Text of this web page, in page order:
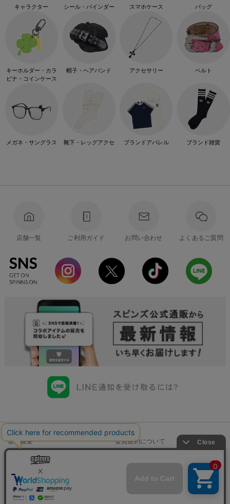
キャラクター シール・バインダー スマホケース バッグ
キーホルダー・カラ
ビナ・コインケース
帽子・ヘアバンド アクセサリー ベルト
メガネ・サングラス 靴下・レッグアクセ ブランドアパレル ブランド雑貨
店舗一覧 ご利用ガイド お問い合わせ よくあるご質問
会社概要 会員規約について
店舗一覧
特定商取引法に基づく表示 古物商許可申請番号一覧
お問い合わせ